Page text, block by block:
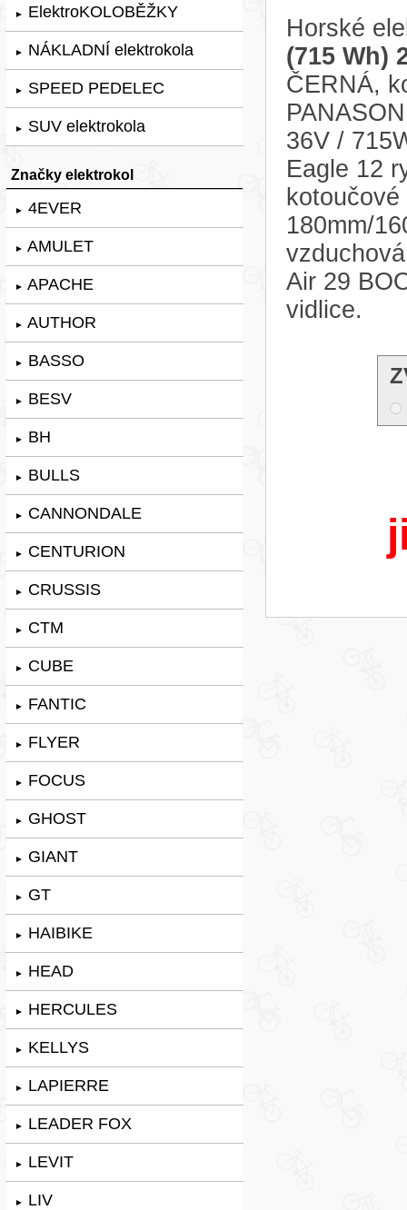
► ElektroKOLOBĚŽKY
► NÁKLADNÍ elektrokola
► SPEED PEDELEC
► SUV elektrokola
Značky elektrokol
► 4EVER
► AMULET
► APACHE
► AUTHOR
► BASSO
► BESV
► BH
► BULLS
► CANNONDALE
► CENTURION
► CRUSSIS
► CTM
► CUBE
► FANTIC
► FLYER
► FOCUS
► GHOST
► GIANT
► GT
► HAIBIKE
► HEAD
► HERCULES
► KELLYS
► LAPIERRE
► LEADER FOX
► LEVIT
► LIV
Horské
(715 Wh)
ČERNÁ,
36V /
Eagle 12
180mm/
Air 29
vidlice.